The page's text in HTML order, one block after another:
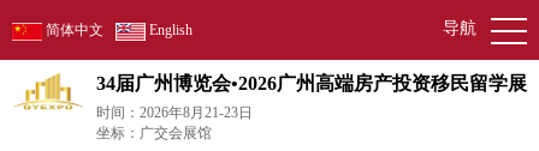
简体中文 English 导航
34届广州博览会•2026广州高端房产投资移民留学展
时间：2026年8月21-23日
坐标：广交会展馆